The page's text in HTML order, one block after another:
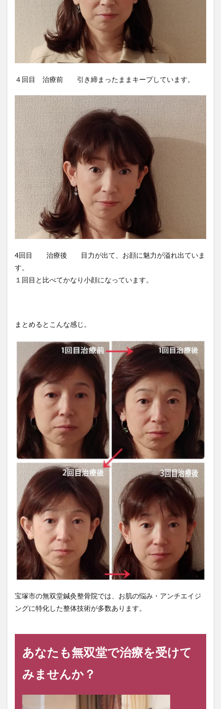
４回目 治療前 引き締まったままキープしています。
4回目 治療後 目力が出て、お顔に魅力が溢れ出ていま
す。
１回目と比べてかなり小顔になっています。
まとめるとこんな感じ。
宝塚市の無双堂鍼灸整骨院では、お肌の悩み・アンチエイジ
ングに特化した整体技術が多数あります。
あなたも無双堂で治療を受けて
みませんか？